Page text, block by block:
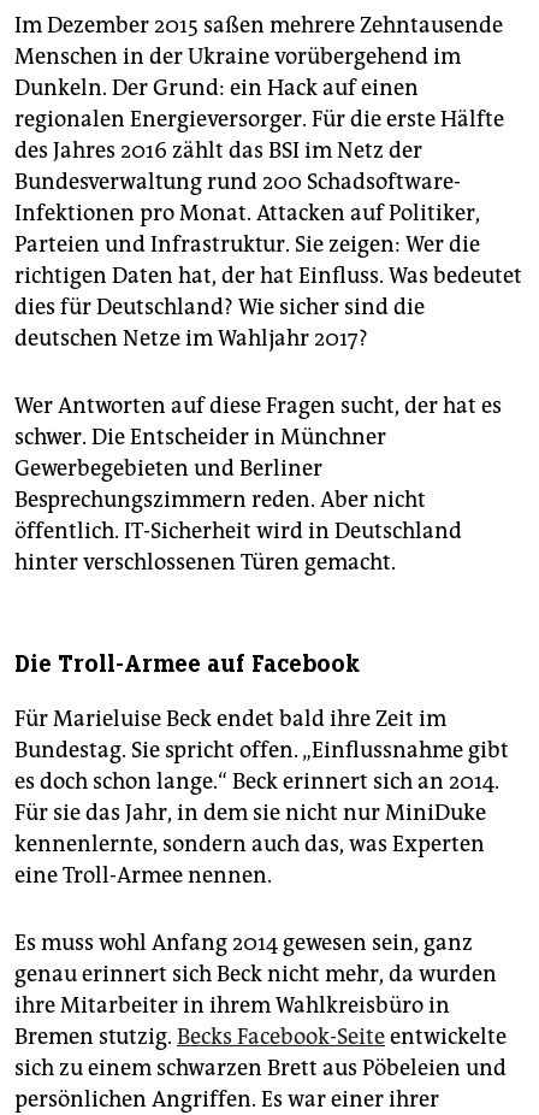
Im Dezember 2015 saßen mehrere Zehntausende
Menschen in der Ukrai­ne vorübergehend im
Dunkeln. Der Grund: ein Hack auf einen
regionalen Energieversorger. Für die erste Hälfte
des Jahres 2016 zählt das BSI im Netz der
Bundesverwaltung rund 200 Schadsoftware-
Infektionen pro Monat. Attacken auf Politiker,
Parteien und Infrastruktur. Sie zeigen: Wer die
richtigen Daten hat, der hat Einfluss. Was bedeutet
dies für Deutschland? Wie sicher sind die
deutschen Netze im Wahljahr 2017?
Wer Antworten auf diese Fragen sucht, der hat es
schwer. Die Entscheider in Münchner
Gewerbegebieten und Berliner
Besprechungszimmern reden. Aber nicht
öffentlich. IT-Sicherheit wird in Deutschland
hinter verschlossenen Türen gemacht.
Die Troll-Armee auf Facebook
Für Marieluise Beck endet bald ihre Zeit im
Bundestag. Sie spricht offen. „Einflussnahme gibt
es doch schon lange.“ Beck erinnert sich an 2014.
Für sie das Jahr, in dem sie nicht nur MiniDuke
kennenlernte, sondern auch das, was Experten
eine Troll-Armee nennen.
Es muss wohl Anfang 2014 gewesen sein, ganz
genau erinnert sich Beck nicht mehr, da wurden
ihre Mitarbeiter in ihrem Wahlkreisbüro in
Bremen stutzig. Becks Facebook-Seiteentwickelte
sich zu einem schwarzen Brett aus Pöbeleien und
persönlichen Angriffen. Es war einer ihrer